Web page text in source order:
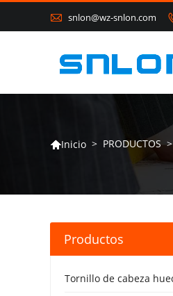
 snlon@wz-snlon.com
Inicio > PRODUCTOS >
Productos
Tornillo de cabeza